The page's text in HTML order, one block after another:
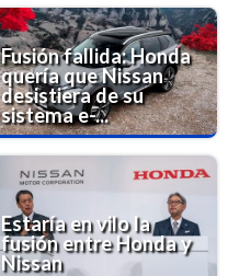
Fusión fallida: Honda
quería que Nissan
desistiera de su
sistema e-...
Estaría en vilo la
fusión entre Honda y
Nissan